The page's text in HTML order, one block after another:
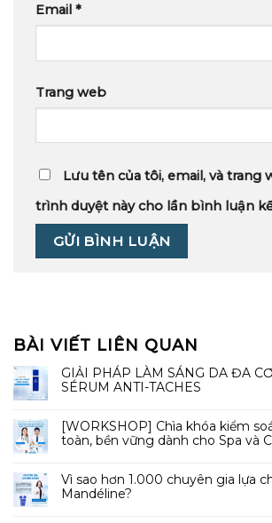
Email *
Trang web
Lưu tên của tôi, email, và trang
trình duyệt này cho lần bình luận
BÀI VIẾT LIÊN QUAN
GIẢI PHÁP LÀM SÁNG DA ĐA
SÉRUM ANTI-TACHES
[WORKSHOP] Chìa khóa kiểm
toàn, bền vững dành cho Spa và
Vì sao hơn 1.000 chuyên gia lựa
Mandéline?